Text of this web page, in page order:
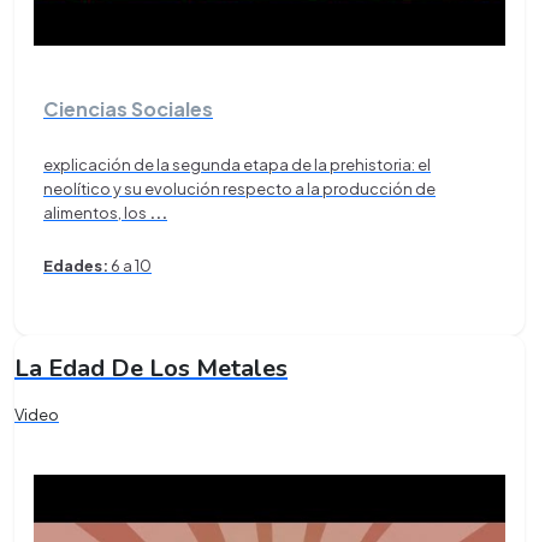
Ciencias Sociales
explicación de la segunda etapa de la prehistoria: el
neolítico y su evolución respecto a la producción de
alimentos, los ...
Edades: 6 a 10
La Edad De Los Metales
Video